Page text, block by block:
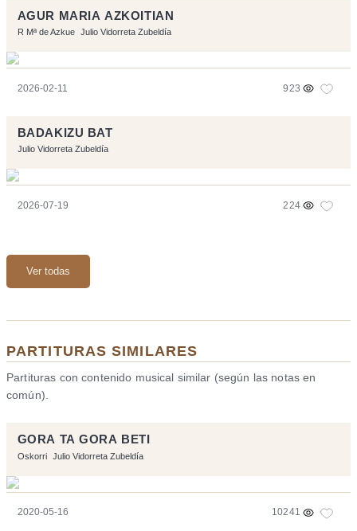
AGUR MARIA AZKOITIAN
R Mª de Azkue Julio Vidorreta Zubeldía
2026-02-11 923
BADAKIZU BAT
Julio Vidorreta Zubeldía
2026-07-19 224
Ver todas
PARTITURAS SIMILARES
Partituras con contenido musical similar (según las notas en
común).
GORA TA GORA BETI
Oskorri Julio Vidorreta Zubeldía
2020-05-16 10241